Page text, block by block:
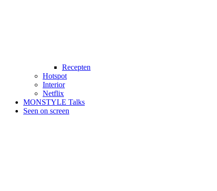
Recepten
Hotspot
Interior
Netflix
MONSTYLE Talks
Seen on screen